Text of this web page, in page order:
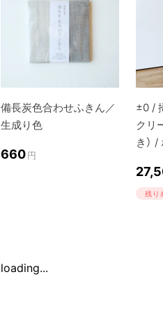
備長炭色合わせふきん／
生成り色
660円
±0 /
クリ
き）
残り
loading...